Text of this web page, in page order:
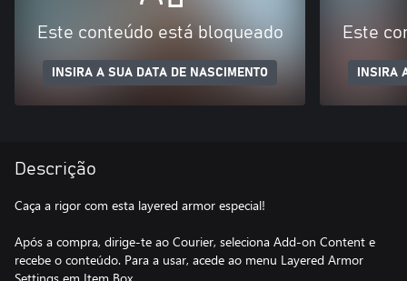
Este conteúdo está bloqueado
INSIRA A SUA DATA DE NASCIMENTO
Este
INSIRA
Descrição
Caça a rigor com esta layered armor especial!
Após a compra, dirige-te ao Courier, seleciona Add-on Content e
recebe o conteúdo. Para a usar, acede ao menu Layered Armor
Settings em Item Box.